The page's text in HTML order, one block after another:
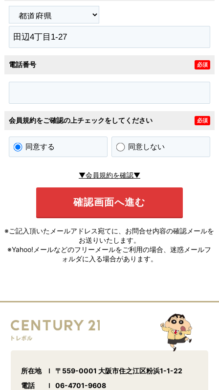
電話番号 必須
会員規約をご確認の上チェックをしてください 必須
同意する 同意しない
▼会員規約を確認▼
※ご記入頂いたメールアドレス宛てに、お問合せ内容の確認メールを
お送りいたします。
※Yahoo!メールなどのフリーメールをご利用の場合、迷惑メールフ
ォルダに入る場合があります。
所在地
〒559-0001 大阪市住之江区粉浜1-1-22
電話
06-4701-9608